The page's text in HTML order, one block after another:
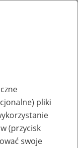
pliki
(przycisk
swoje